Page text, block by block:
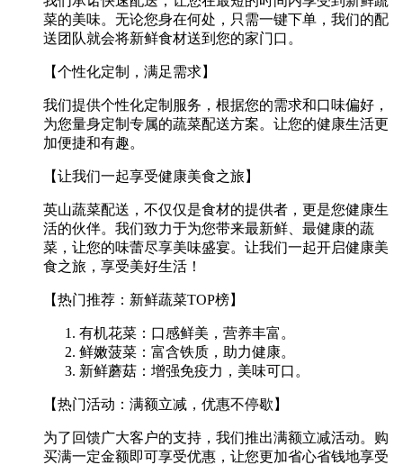
菜的美味。无论您身在何处，只需一键下单，我们的配
送团队就会将新鲜食材送到您的家门口。
【个性化定制，满足需求】
我们提供个性化定制服务，根据您的需求和口味偏好，
为您量身定制专属的蔬菜配送方案。让您的健康生活更
加便捷和有趣。
【让我们一起享受健康美食之旅】
英山蔬菜配送，不仅仅是食材的提供者，更是您健康生
活的伙伴。我们致力于为您带来最新鲜、最健康的蔬
菜，让您的味蕾尽享美味盛宴。让我们一起开启健康美
食之旅，享受美好生活！
【热门推荐：新鲜蔬菜TOP榜】
有机花菜：口感鲜美，营养丰富。
鲜嫩菠菜：富含铁质，助力健康。
新鲜蘑菇：增强免疫力，美味可口。
【热门活动：满额立减，优惠不停歇】
为了回馈广大客户的支持，我们推出满额立减活动。购
买满一定金额即可享受优惠，让您更加省心省钱地享受